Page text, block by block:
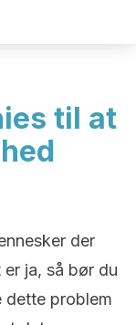
til at
der
ja, så bør du
dette problem